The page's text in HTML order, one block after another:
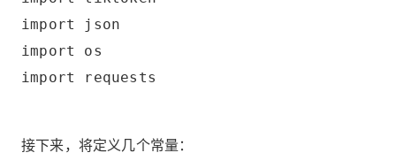
import json
import os
import requests
接下来，将定义几个常量：